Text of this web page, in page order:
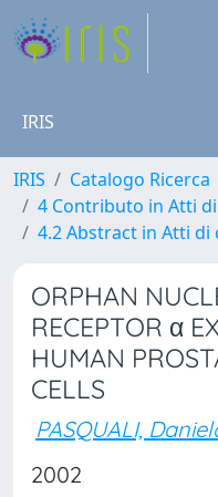
IRIS
IRIS
Catalogo Ricerca
4 Contributo in Atti
4.2 Abstract in Atti di
ORPHAN
RECEPTOR α
HUMAN
CELLS
PASQUALI,
2002